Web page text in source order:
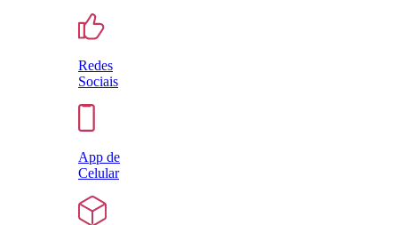
Redes
Sociais
App de
Celular